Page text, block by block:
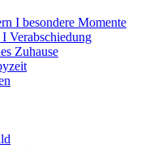
I besondere Momente
Verabschiedung
Zuhause